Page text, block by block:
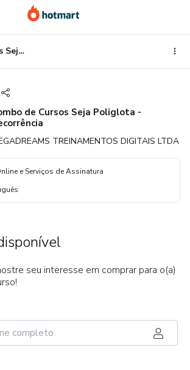
Combo de Cursos Seja Poliglota - Recorrência
de Cursos Seja Poliglota -
TREINAMENTOS DIGITAIS LTDA
e Serviços de Assinatura
seu interesse em comprar para o(a)